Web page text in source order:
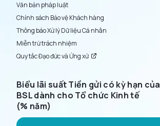
Văn bản pháp luật
Chính sách Bảo vệ Khách hàng
Thông báo Xử lý Dữ liệu Cá nhân
Miễn trừ trách nhiệm
Quy tắc Đạo đức và Ứng xử
Biểu lãi suất Tiền gửi có kỳ hạn của
BSL dành cho Tổ chức Kinh tế
(% năm)